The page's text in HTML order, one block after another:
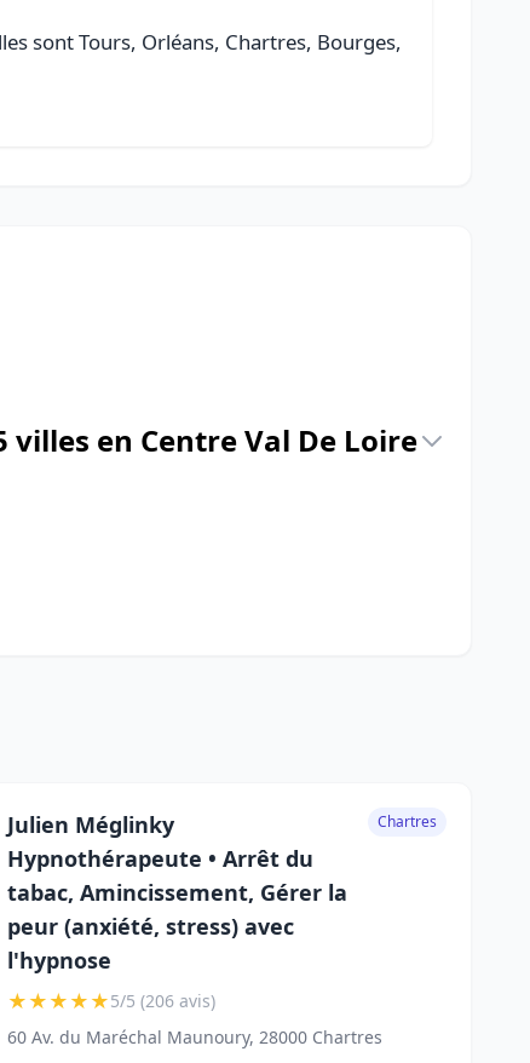
sont Tours, Orléans, Chartres, Bourges,
villes en Centre Val De Loire
Julien Méglinky
Hypnothérapeute • Arrêt du
tabac, Amincissement, Gérer la
peur (anxiété, stress) avec
l'hypnose
Chartres
★★★★★5/5 (206 avis)
60 Av. du Maréchal Maunoury, 28000 Chartres